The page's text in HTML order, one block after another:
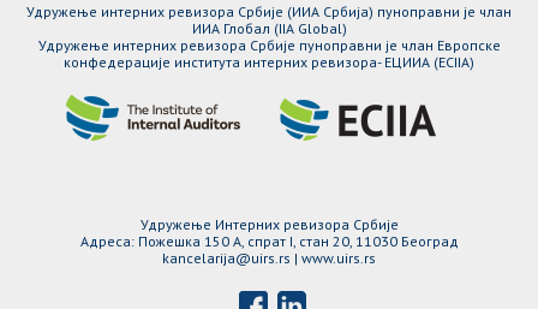
Удружење интерних ревизора Србије (ИИА Србија) пуноправни је члан
ИИА Глобал (IIA Global)
Удружење интерних ревизора Србије пуноправни је члан Европске
конфедерације института интерних ревизора- ЕЦИИА (ЕCIIA)
Удружење Интерних ревизора Србије
Адреса: Пожешка 150 A, спрат I, стан 20, 11030 Београд
kancelarija@uirs.rs | www.uirs.rs